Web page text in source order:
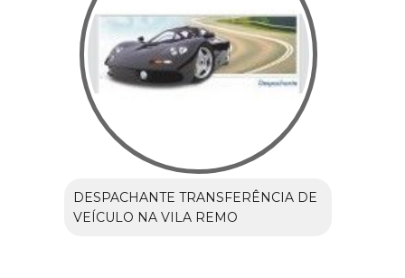
DESPACHANTE TRANSFERÊNCIA DE
VEÍCULO NA VILA REMO